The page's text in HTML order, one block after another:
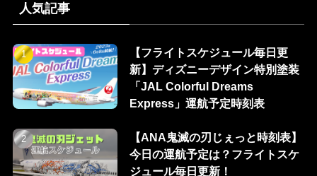
人気記事
【フライトスケジュール毎日更
新】ディズニーデザイン特別塗装
「JAL Colorful Dreams
Express」運航予定時刻表
【ANA鬼滅の刃じぇっと時刻表】
今日の運航予定は？フライトスケ
ジュール毎日更新！